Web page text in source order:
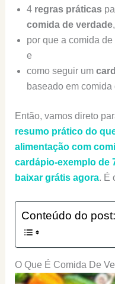
4 regras práticas
comida de verdade,
por que a comida
e
como seguir um
baseado em comida
Então, vamos direto
resumo prático do
alimentação com
cardápio-exemplo de
baixar grátis agora. É
Conteúdo do post:
O Que É Comida De